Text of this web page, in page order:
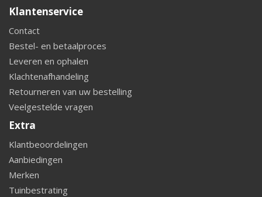
Klantenservice
Contact
Bestel- en betaalproces
Leveren en ophalen
Klachtenafhandeling
Retourneren van uw bestelling
Veelgestelde vragen
Extra
Klantbeoordelingen
Aanbiedingen
Merken
Tuinbestrating